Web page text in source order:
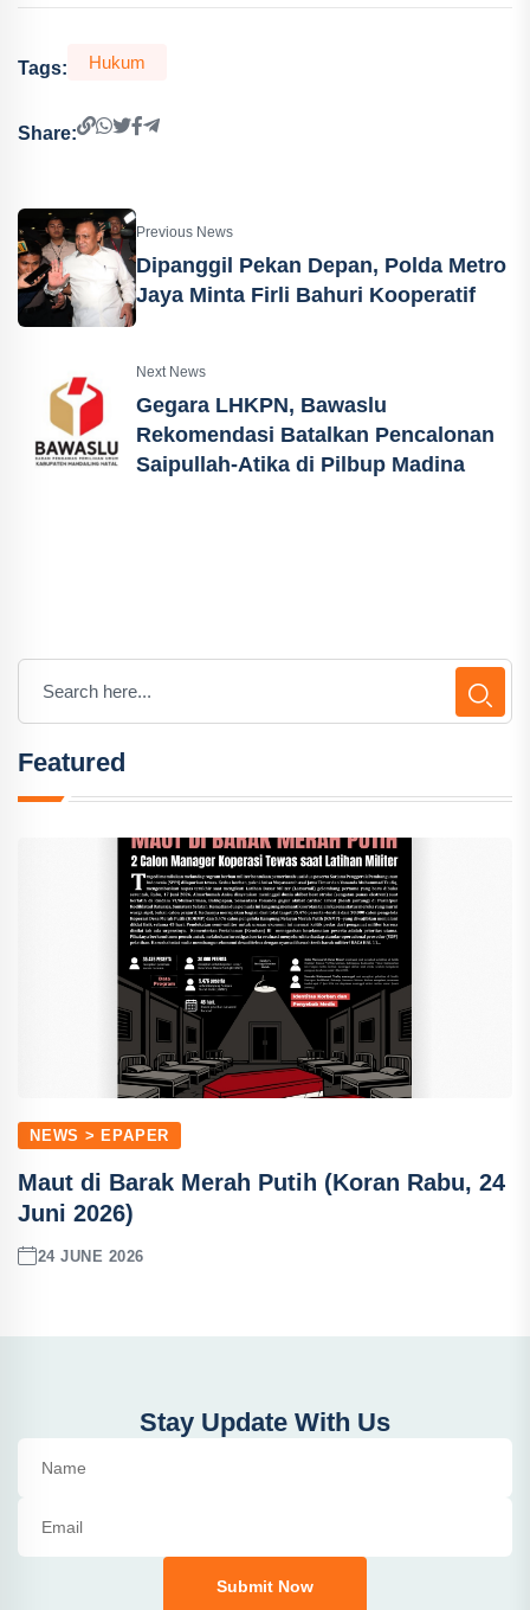
Tags: Hukum
Share:
Previous News
Dipanggil Pekan Depan, Polda Metro
Jaya Minta Firli Bahuri Kooperatif
Next News
Gegara LHKPN, Bawaslu
Rekomendasi Batalkan Pencalonan
Saipullah-Atika di Pilbup Madina
Featured
NEWS > EPAPER
Maut di Barak Merah Putih (Koran Rabu, 24
Juni 2026)
24 JUNE 2026
Stay Update With Us
Submit Now